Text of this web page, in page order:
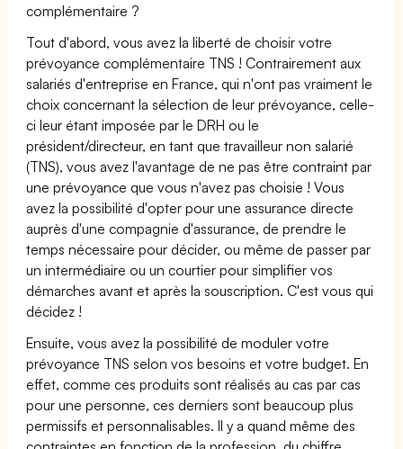
complémentaire ?
Tout d'abord, vous avez la liberté de choisir votre
prévoyance complémentaire TNS ! Contrairement aux
salariés d'entreprise en France, qui n'ont pas vraiment le
choix concernant la sélection de leur prévoyance, celle-
ci leur étant imposée par le DRH ou le
président/directeur, en tant que travailleur non salarié
(TNS), vous avez l'avantage de ne pas être contraint par
une prévoyance que vous n'avez pas choisie ! Vous
avez la possibilité d'opter pour une assurance directe
auprès d'une compagnie d'assurance, de prendre le
temps nécessaire pour décider, ou même de passer par
un intermédiaire ou un courtier pour simplifier vos
démarches avant et après la souscription. C'est vous qui
décidez !
Ensuite, vous avez la possibilité de moduler votre
prévoyance TNS selon vos besoins et votre budget. En
effet, comme ces produits sont réalisés au cas par cas
pour une personne, ces derniers sont beaucoup plus
permissifs et personnalisables. Il y a quand même des